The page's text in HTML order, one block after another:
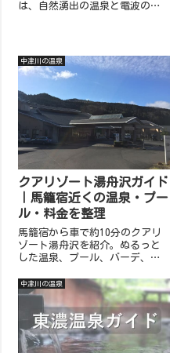
は、自然湧出の温泉と電波の届
ば心が洗われる名湯です。
中津川の温泉
クアリゾート湯舟沢ガイド
｜馬籠宿近くの温泉・プー
ル・料金を整理
馬籠宿から車で約10分のクアリ
ゾート湯舟沢を紹介。ぬるっと
した温泉、プール、バーデ、料
の使い方を整理します。
中津川の温泉